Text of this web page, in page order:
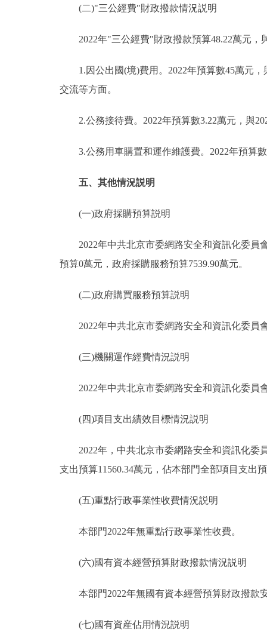
(二)"三公經費"財政撥款情況説明
2022年"三公經費"財政撥款預算48.22萬元，
1.因公出國(境)費用。2022年預算數45萬元，
交流等方面。
2.公務接待費。2022年預算數3.22萬元，與
3.公務用車購置和運作維護費。2022年預算數
五、其他情況説明
(一)政府採購預算説明
2022年中共北京市委網路安全和資訊化委員會
預算0萬元，政府採購服務預算7539.90萬元。
(二)政府購買服務預算説明
2022年中共北京市委網路安全和資訊化委員
(三)機關運作經費情況説明
2022年中共北京市委網路安全和資訊化委員會
(四)項目支出績效目標情況説明
2022年，中共北京市委網路安全和資訊化委員
支出預算11560.34萬元，佔本部門全部項目支出
(五)重點行政事業性收費情況説明
本部門2022年無重點行政事業性收費。
(六)國有資本經營預算財政撥款情況説明
本部門2022年無國有資本經營預算財政撥款
(七)國有資産佔用情況説明